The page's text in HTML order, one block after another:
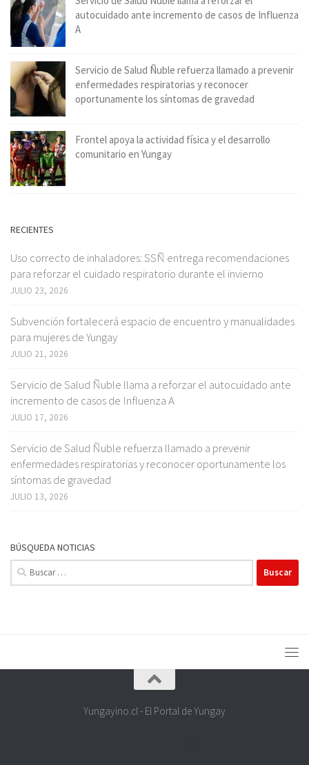
autocuidado ante incremento de casos de Influenza
A
Servicio de Salud Ñuble refuerza llamado a prevenir
enfermedades respiratorias y reconocer
oportunamente los síntomas de gravedad
Frontel apoya la actividad física y el desarrollo
comunitario en Yungay
RECIENTES
Uso correcto de inhaladores: SSÑ entrega recomendaciones
para reforzar el cuidado respiratorio durante el invierno
JULIO 23, 2026
Subvención fortalecerá espacio de encuentro y manualidades
para mujeres de Yungay
JULIO 21, 2026
Servicio de Salud Ñuble llama a reforzar el autocuidado ante
incremento de casos de Influenza A
JULIO 17, 2026
Servicio de Salud Ñuble refuerza llamado a prevenir
enfermedades respiratorias y reconocer oportunamente los
síntomas de gravedad
JULIO 13, 2026
BÚSQUEDA NOTICIAS
Buscar:
Yungayino.cl - El Portal de Yungay